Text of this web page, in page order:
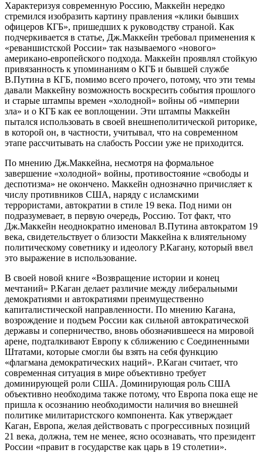
Характеризуя современную Россию, Маккейн нередко
стремился изобразить картину правления «клики бывших
офицеров КГБ», пришедших к руководству страной. Как
подчеркивается в статье, Дж.Маккейн требовал применения к
«реваншистской России» так называемого «нового»
американо-европейского подхода. Маккейн проявлял стойкую
привязанность к упоминаниям о КГБ и бывшей службе
В.Путина в КГБ, помимо всего прочего, потому, что эти темы
давали Маккейну возможность воскресить события прошлого
и старые штампы времен «холодной» войны об «империи
зла» и о КГБ как ее воплощении. Эти штампы Маккейн
пытался использовать в своей внешнеполитической риторике,
в которой он, в частности, учитывал, что на современном
этапе рассчитывать на слабость России уже не приходится.
По мнению Дж.Маккейна, несмотря на формальное
завершение «холодной» войны, противостояние «свободы и
деспотизма» не окончено. Маккейн однозначно причисляет к
числу противников США, наряду с исламскими
террористами, автократии в стиле 19 века. Под ними он
подразумевает, в первую очередь, Россию. Тот факт, что
Дж.Маккейн неоднократно именовал В.Путина автократом 19
века, свидетельствует о близости Маккейна к влиятельному
политическому советнику и идеологу Р.Кагану, который ввел
это выражение в использование.
В своей новой книге «Возвращение истории и конец
мечтаний» Р.Каган делает различие между либеральными
демократиями и автократиями преимущественно
капиталистической направленности. По мнению Кагана,
возрождение и подъем России как сильной автократической
державы и соперничество, вновь обозначившееся на мировой
арене, подталкивают Европу к сближению с Соединенными
Штатами, которые смогли бы взять на себя функцию
«флагмана демократических наций». Р.Каган считает, что
современная ситуация в мире объективно требует
доминирующей роли США. Доминирующая роль США
объективно необходима также потому, что Европа пока еще не
пришла к осознанию необходимости наличия во внешней
политике милитаристского компонента. Как утверждает
Каган, Европа, желая действовать с прогрессивных позиций
21 века, должна, тем не менее, ясно осознавать, что президент
России «правит в государстве как царь в 19 столетии».